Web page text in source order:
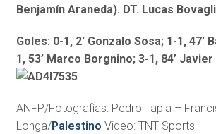
Benjamín Araneda). DT. Lucas
Goles: 0-1, 2′ Gonzalo Sosa; 1-1, 47’
1, 53’ Marco Borgnino; 3-1, 84’
ANFP/Fotografías: Pedro Tapia –
Longa/Palestino Video: TNT Sports